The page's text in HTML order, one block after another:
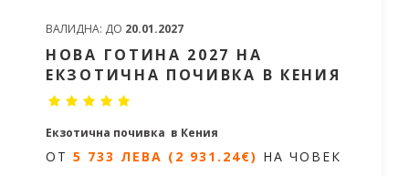
ВАЛИДНА: ДО 20.01.2027
НОВА ГОТИНА 2027 НА
ЕКЗОТИЧНА ПОЧИВКА В КЕНИЯ
Екзотична почивка в Кения
10 дни, /7 нощувки
ОТ 5 733 ЛЕВА (2 931.24€) НА ЧОВЕК